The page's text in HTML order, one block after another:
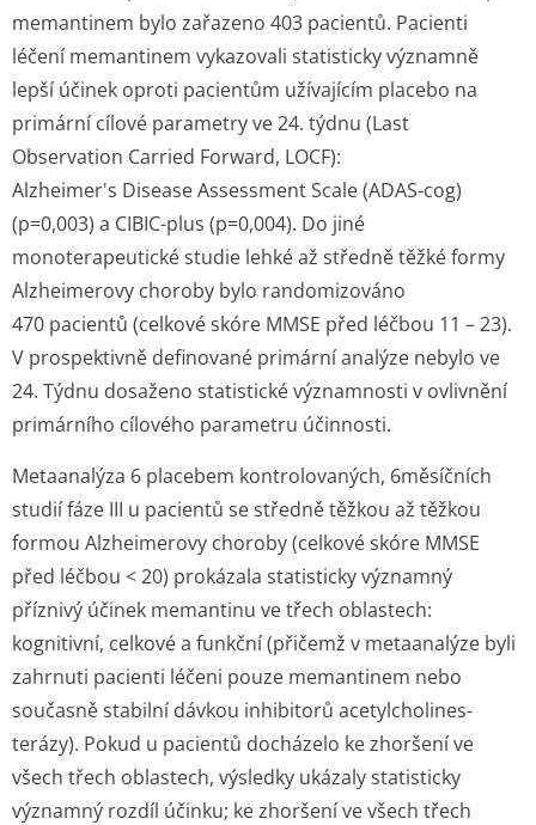
memantinem bylo zařazeno 403 pacientů. Pacienti
léčení memantinem vykazovali statisticky významně
lepší účinek oproti pacientům užívajícím placebo na
primární cílové parametry ve 24. týdnu (Last
Observation Carried Forward, LOCF):
Alzheimer's Disease Assessment Scale (ADAS-cog)
(p=0,003) a CIBIC-plus (p=0,004). Do jiné
monoterapeutické studie lehké až středně těžké formy
Alzheimerovy choroby bylo randomizováno
470 pacientů (celkové skóre MMSE před léčbou 11 – 23).
V prospektivně definované primární analýze nebylo ve
24. Týdnu dosaženo statistické významnosti v ovlivnění
primárního cílového parametru účinnosti.
Metaanalýza 6 placebem kontrolovaných, 6měsíčních
studií fáze III u pacientů se středně těžkou až těžkou
formou Alzheimerovy choroby (celkové skóre MMSE
před léčbou < 20) prokázala statisticky významný
příznivý účinek memantinu ve třech oblastech:
kognitivní, celkové a funkční (přičemž v metaanalýze byli
zahrnuti pacienti léčeni pouze memantinem nebo
současně stabilní dávkou inhibitorů acetylcholines­
terázy). Pokud u pacientů docházelo ke zhoršení ve
všech třech oblastech, výsledky ukázaly statisticky
významný rozdíl účinku; ke zhoršení ve všech třech